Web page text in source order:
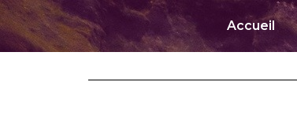
Accueil